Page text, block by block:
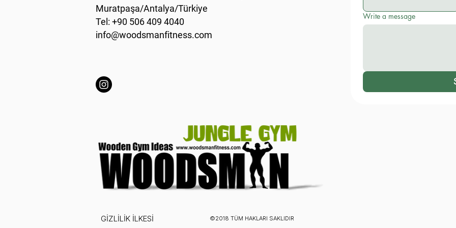
Muratpaşa/Antalya/Türkiye
Tel: +90 506 409 4040
info@woodsmanfitness.com
GİZLİLİK İLKESİ ©2018 TÜM HAKLARI SAKLIDIR
Write a message